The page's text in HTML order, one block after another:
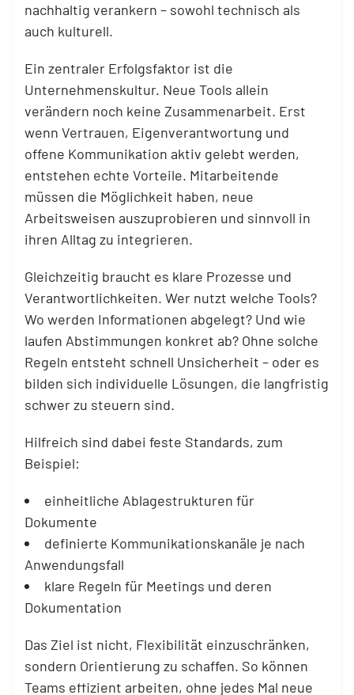
nachhaltig verankern – sowohl technisch als
auch kulturell.
Ein zentraler Erfolgsfaktor ist die
Unternehmenskultur. Neue Tools allein
verändern noch keine Zusammenarbeit. Erst
wenn Vertrauen, Eigenverantwortung und
offene Kommunikation aktiv gelebt werden,
entstehen echte Vorteile. Mitarbeitende
müssen die Möglichkeit haben, neue
Arbeitsweisen auszuprobieren und sinnvoll in
ihren Alltag zu integrieren.
Gleichzeitig braucht es klare Prozesse und
Verantwortlichkeiten. Wer nutzt welche Tools?
Wo werden Informationen abgelegt? Und wie
laufen Abstimmungen konkret ab? Ohne solche
Regeln entsteht schnell Unsicherheit – oder es
bilden sich individuelle Lösungen, die langfristig
schwer zu steuern sind.
Hilfreich sind dabei feste Standards, zum
Beispiel:
einheitliche Ablagestrukturen für
Dokumente
definierte Kommunikationskanäle je nach
Anwendungsfall
klare Regeln für Meetings und deren
Dokumentation
Das Ziel ist nicht, Flexibilität einzuschränken,
sondern Orientierung zu schaffen. So können
Teams effizient arbeiten, ohne jedes Mal neue